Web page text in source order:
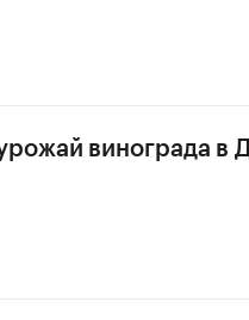
винограда в